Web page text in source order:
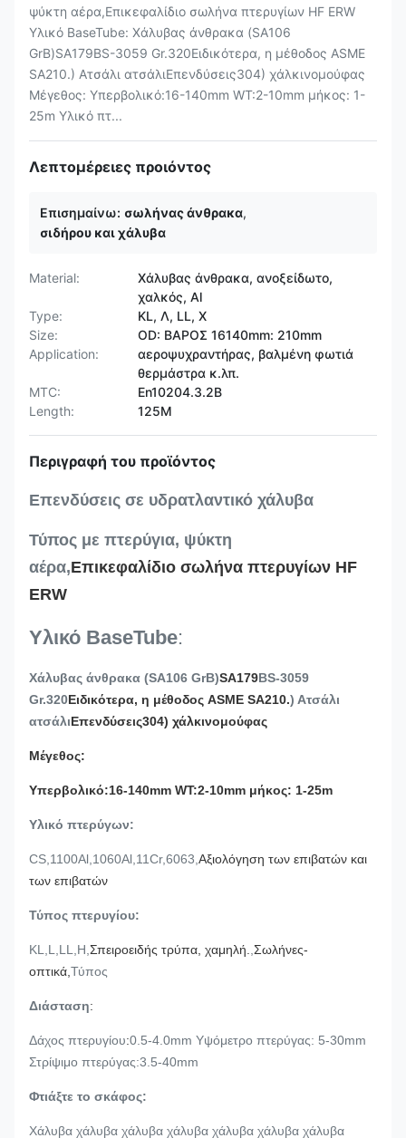
ψύκτη αέρα,Επικεφαλίδιο σωλήνα πτερυγίων HF ERW
Υλικό BaseTube: Χάλυβας άνθρακα (SA106
GrB)SA179BS-3059 Gr.320Ειδικότερα, η μέθοδος ASME
SA210.) Ατσάλι ατσάλιΕπενδύσεις304) χάλκινομούφας
Μέγεθος: Υπερβολικό:16-140mm WT:2-10mm μήκος: 1-
25m Υλικό πτ...
Λεπτομέρειες προιόντος
Επισημαίνω: σωλήνας άνθρακα,
σιδήρου και χάλυβα
Material:
Χάλυβας άνθρακα, ανοξείδωτο,
χαλκός, Al
Type:
KL, Λ, LL, Χ
Size:
OD: ΒΑΡΟΣ 16140mm: 210mm
Application:
αεροψυχραντήρας, βαλμένη φωτιά
θερμάστρα κ.λπ.
MTC:
En10204.3.2B
Length:
125M
Περιγραφή του προϊόντος
Επενδύσεις σε υδρατλαντικό χάλυβα
Τύπος με πτερύγια, ψύκτη
αέρα,Επικεφαλίδιο σωλήνα πτερυγίων HF
ERW
Υλικό BaseTube:
Χάλυβας άνθρακα (SA106 GrB)SA179BS-3059
Gr.320Ειδικότερα, η μέθοδος ASME SA210.) Ατσάλι
ατσάλιΕπενδύσεις304) χάλκινομούφας
Μέγεθος:
Υπερβολικό:16-140mm WT:2-10mm μήκος: 1-25m
Υλικό πτερύγων:
CS,1100Al,1060Al,11Cr,6063, Αξιολόγηση των επιβατών και
των επιβατών
Τύπος πτερυγίου:
KL,L,LL,H, Σπειροειδής τρύπα, χαμηλή. Σωλήνες-
οπτικά, Τύπος
Διάσταση:
Δάχος πτερυγίου:0.5-4.0mm Υψόμετρο πτερύγας: 5-30mm
Στρίψιμο πτερύγας:3.5-40mm
Φτιάξτε το σκάφος:
Χάλυβα χάλυβα χάλυβα χάλυβα χάλυβα χάλυβα χάλυβα